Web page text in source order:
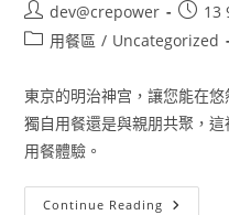
dev@crepower
13
用餐區 / Uncategorized
東京的明治神宫，讓您能在
獨自用餐還是與親朋共聚，
用餐體驗。
Continue Reading